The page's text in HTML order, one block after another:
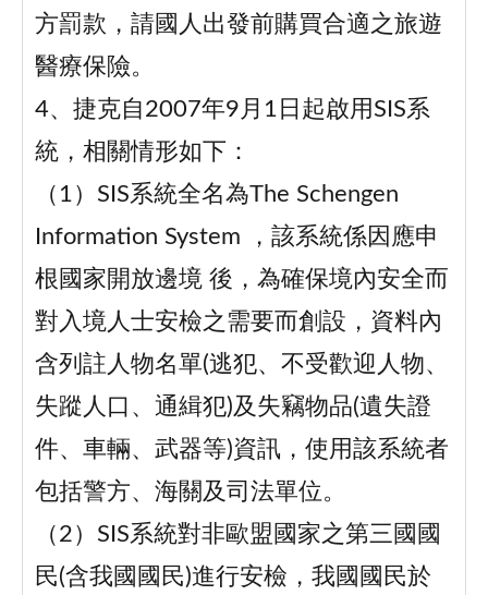
方罰款，請國人出發前購買合適之旅遊
醫療保險。
4、捷克自2007年9月1日起啟用SIS系
統，相關情形如下：
（1）SIS系統全名為The Schengen
Information System ，該系統係因應申
根國家開放邊境 後，為確保境內安全而
對入境人士安檢之需要而創設，資料內
含列註人物名單(逃犯、不受歡迎人物、
失蹤人口、通緝犯)及失竊物品(遺失證
件、車輛、武器等)資訊，使用該系統者
包括警方、海關及司法單位。
（2）SIS系統對非歐盟國家之第三國國
民(含我國國民)進行安檢，我國國民於